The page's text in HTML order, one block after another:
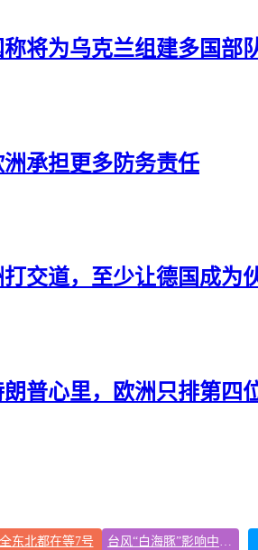
将为乌克兰组建多国部
承担更多防务责任
交道，至少让德国成为
普心里，欧洲只排第四
东北都在等7号 台风“白海豚”影响中国已成定局